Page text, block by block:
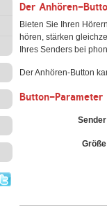
Der Anhören-
Bieten Sie Ihren
hören, stärken
Ihres Senders bei
Der Anhören-Button
Button-Parameter
Sender
Größe